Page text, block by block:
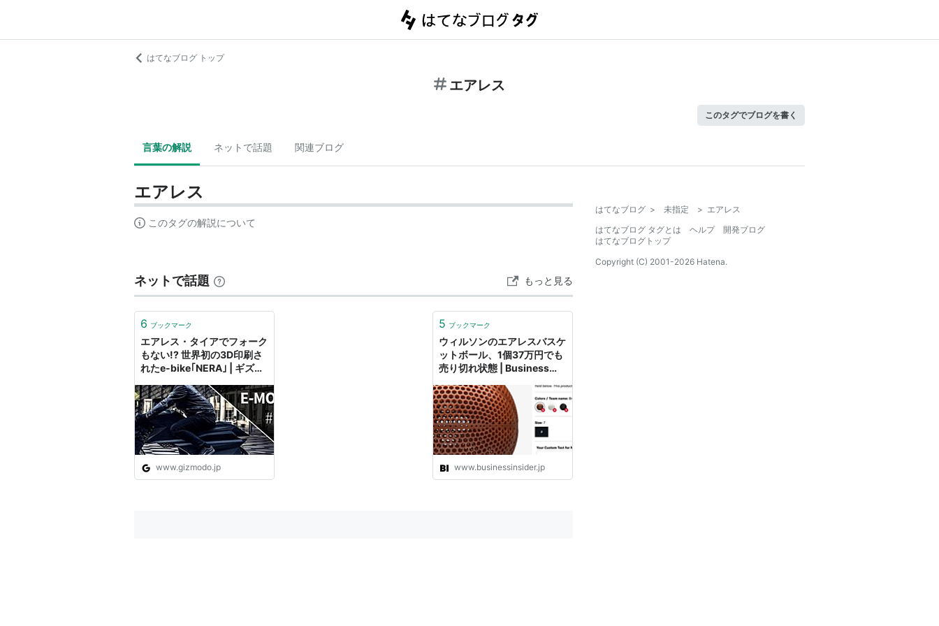
はてなブログ トップ
エアレス
このタグでブログを書く
言葉の解説 ネットで話題 関連ブログ
エアレス
このタグの解説について
ネットで話題 もっと見る
6 ブックマーク
エアレス・タイアでフォーク
もない!? 世界初の3D印刷さ
れたe-bike｢NERA｣ | ギズモ
www.gizmodo.jp
5 ブックマーク
ウィルソンのエアレスバスケ
ットボール、1個37万円でも
売り切れ状態 | Business
www.businessinsider.jp
はてなブログ > 未指定 > エアレス
はてなブログ タグとは
ヘルプ
開発ブログ
はてなブログトップ
Copyright (C) 2001-2026 Hatena.